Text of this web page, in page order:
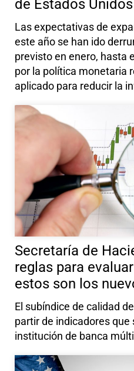
de Estados
Las expectativas de
este año se han ido
previsto en enero, hasta
por la política monetaria
aplicado para reducir la
Secretaría de
reglas para
estos son los
El subíndice de calidad
partir de indicadores que
institución de banca